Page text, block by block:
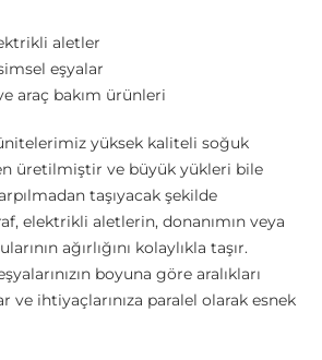
aletler
eşyalar
araç bakım ürünleri
yüksek kaliteli soğuk
üretilmiştir ve büyük yükleri bile
taşıyacak şekilde
elektrikli aletlerin, donanımın veya
ağırlığını kolaylıkla taşır.
boyuna göre aralıkları
ve ihtiyaçlarınıza paralel olarak esnek